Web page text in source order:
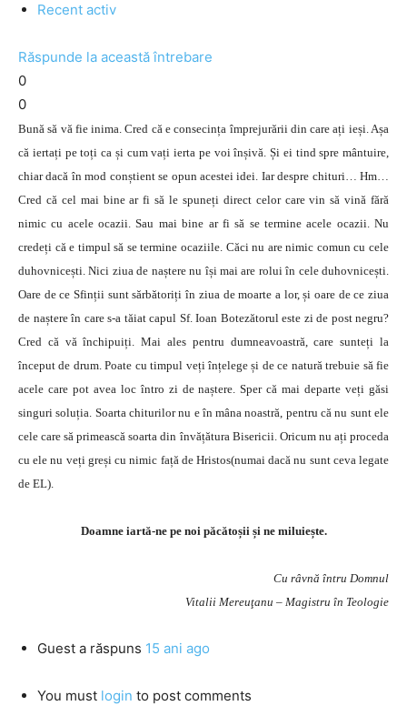
Recent activ
Răspunde la această întrebare
0
0
Bună să vă fie inima. Cred că e consecința împrejurării din care ați ieși. Așa
că iertați pe toți ca și cum vați ierta pe voi înșivă. Și ei tind spre mântuire,
chiar dacă în mod conștient se opun acestei idei. Iar despre chituri… Hm…
Cred că cel mai bine ar fi să le spuneți direct celor care vin să vină fără
nimic cu acele ocazii. Sau mai bine ar fi să se termine acele ocazii. Nu
credeți că e timpul să se termine ocaziile. Căci nu are nimic comun cu cele
duhovnicești. Nici ziua de naștere nu își mai are rolui în cele duhovnicești.
Oare de ce Sfinții sunt sărbătoriți în ziua de moarte a lor, și oare de ce ziua
de naștere în care s-a tăiat capul Sf. Ioan Botezătorul este zi de post negru?
Cred că vă închipuiți. Mai ales pentru dumneavoastră, care sunteți la
început de drum. Poate cu timpul veți înțelege și de ce natură trebuie să fie
acele care pot avea loc întro zi de naștere. Sper că mai departe veți găsi
singuri soluția. Soarta chiturilor nu e în mâna noastră, pentru că nu sunt ele
cele care să primească soarta din învățătura Bisericii. Oricum nu ați proceda
cu ele nu veți greși cu nimic față de Hristos(numai dacă nu sunt ceva legate
de EL).
Doamne iartă-ne pe noi păcătoșii și ne miluiește.
Cu râvnă întru Domnul
Vitalii Mereuţanu – Magistru în Teologie
Guest a răspuns 15 ani ago
You must login to post comments